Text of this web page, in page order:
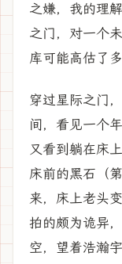
之嫌，我的理
之门，对一个
库可能高估了
穿过星际之门
间，看见一个
又看到躺在床
床前的黑石（
来，床上老头
拍的颇为诡异
空，望着浩瀚